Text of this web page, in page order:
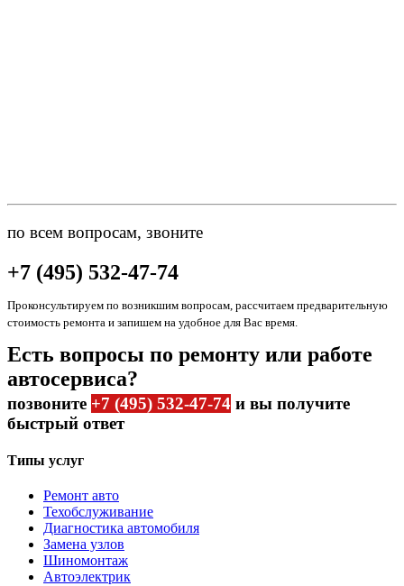
по всем вопросам, звоните
+7 (495) 532-47-74
Проконсультируем по возникшим вопросам, рассчитаем предварительную
стоимость ремонта и запишем на удобное для Вас время.
Есть вопросы по ремонту или работе
автосервиса?
позвоните +7 (495) 532-47-74 и вы получите
быстрый ответ
Типы услуг
Ремонт авто
Техобслуживание
Диагностика автомобиля
Замена узлов
Шиномонтаж
Автоэлектрик